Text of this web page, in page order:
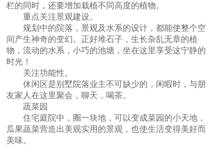
栏的同时，还要增加栽植不同高度的植物。
重点关注景观建设。
规划中的院落，景观及水系的设计，都能使整个空
间产生神奇的变幻。正好堆石子，生长杂乱无章的植
物，流动的水系，小巧的池塘，坐在这里享受这宁静的
时光！
关注功能性。
休闲区是别墅院落业主不可缺少的，闲暇时，与朋
友家人在这里聚会，聊天，喝茶。
蔬菜园
住宅庭院中，圈一块地，可以变成菜园的小天地，
瓜果蔬菜营造出美观实用的景观，也使生活变得美好而
美味。